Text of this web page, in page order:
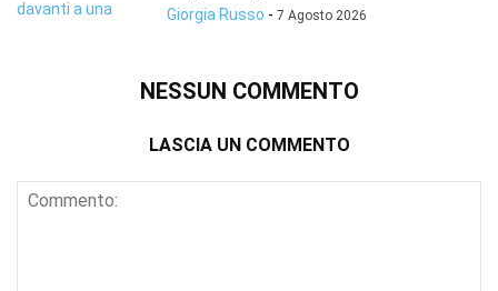
Giorgia Russo - 7 Agosto 2026
NESSUN COMMENTO
LASCIA UN COMMENTO